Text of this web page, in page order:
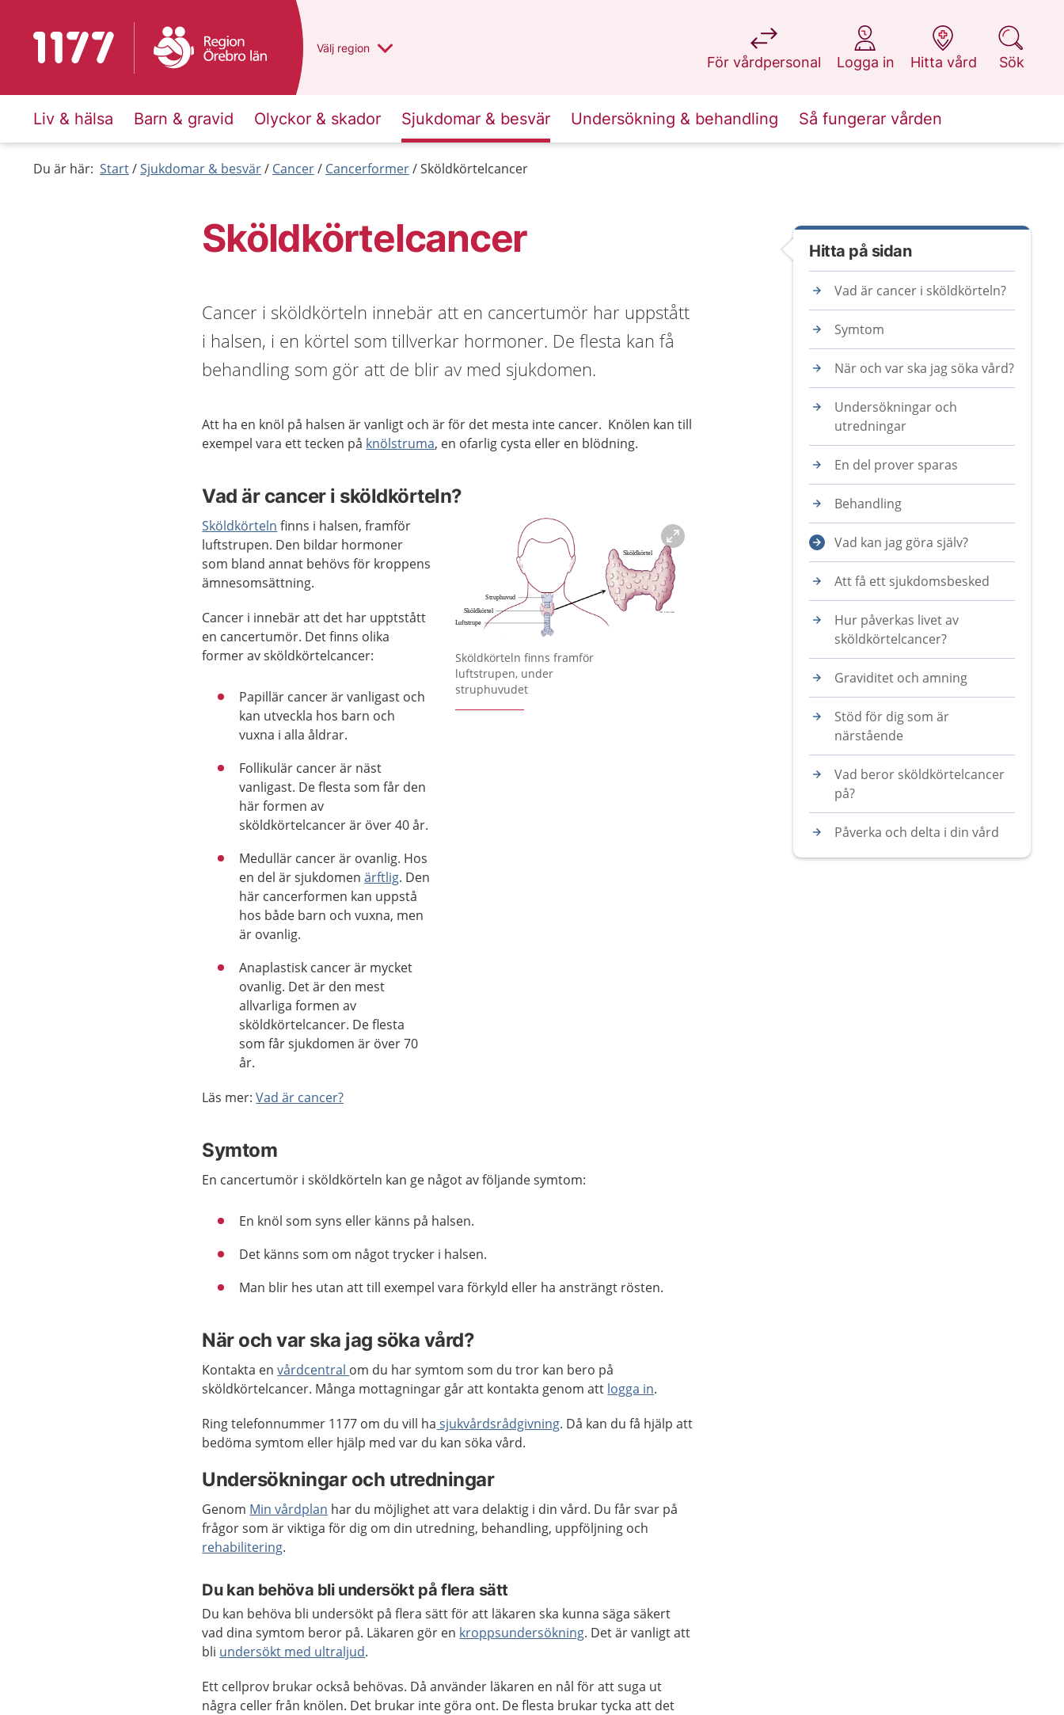
Till startsidan för 1177 Du har valt region
Välj en annan
region
För vårdpersonal
på 1177.se
Logga in
på 1177.se
Hitta vård
på 1177.se
Sök
på 1177.se
Liv & hälsa Barn & gravid Olyckor & skador Sjukdomar & besvär Undersökning & behandling Så fungerar vården
Du är här: Start Sjukdomar & besvär Cancer Cancerformer Sköldkörtelcancer
Sköldkörtelcancer
Cancer i sköldkörteln innebär att en cancertumör har uppstått
i halsen, i en körtel som tillverkar hormoner. De flesta kan få
behandling som gör att de blir av med sjukdomen.
Att ha en knöl på halsen är vanligt och är för det mesta inte cancer. Knölen kan till
exempel vara ett tecken på knölstruma, en ofarlig cysta eller en blödning.
Vad är cancer i sköldkörteln?
Förstora bilden
Sköldkörteln finns framför
luftstrupen, under
struphuvudet
Sköldkörteln finns i halsen, framför
luftstrupen. Den bildar hormoner
som bland annat behövs för kroppens
ämnesomsättning.
Cancer i innebär att det har upptstått
en cancertumör. Det finns olika
former av sköldkörtelcancer:
Papillär cancer är vanligast och
kan utveckla hos barn och
vuxna i alla åldrar.
Follikulär cancer är näst
vanligast. De flesta som får den
här formen av
sköldkörtelcancer är över 40 år.
Medullär cancer är ovanlig. Hos
en del är sjukdomenärftlig. Den
här cancerformen kan uppstå
hos både barn och vuxna, men
är ovanlig.
Anaplastisk cancer är mycket
ovanlig. Det är den mest
allvarliga formen av
sköldkörtelcancer. De flesta
som får sjukdomen är över 70
år.
Läs mer:Vad är cancer?
Symtom
En cancertumör i sköldkörteln kan ge något av följande symtom:
En knöl som syns eller känns på halsen.
Det känns som om något trycker i halsen.
Man blir hes utan att till exempel vara förkyld eller ha ansträngt rösten.
När och var ska jag söka vård?
Kontakta envårdcentral om du har symtom som du tror kan bero på
sköldkörtelcancer. Många mottagningar går att kontakta genom att logga in.
Ring telefonnummer 1177 om du vill ha sjukvårdsrådgivning. Då kan du få hjälp att
bedöma symtom eller hjälp med var du kan söka vård.
Undersökningar och utredningar
Genom Min vårdplan har du möjlighet att vara delaktig i din vård. Du får svar på
frågor som är viktiga för dig om din utredning, behandling, uppföljning och
rehabilitering.
Du kan behöva bli undersökt på flera sätt
Du kan behöva bli undersökt på flera sätt för att läkaren ska kunna säga säkert
vad dina symtom beror på. Läkaren gör en kroppsundersökning. Det är vanligt att
bli undersökt med ultraljud.
Ett cellprov brukar också behövas. Då använder läkaren en nål för att suga ut
några celler från knölen. Det brukar inte göra ont. De flesta brukar tycka att det
Hitta på sidan
Vad är cancer i sköldkörteln?
Symtom
När och var ska jag söka vård?
Undersökningar och
utredningar
En del prover sparas
Behandling
Vad kan jag göra själv?
Att få ett sjukdomsbesked
Hur påverkas livet av
sköldkörtelcancer?
Graviditet och amning
Stöd för dig som är
närstående
Vad beror sköldkörtelcancer
på?
Påverka och delta i din vård